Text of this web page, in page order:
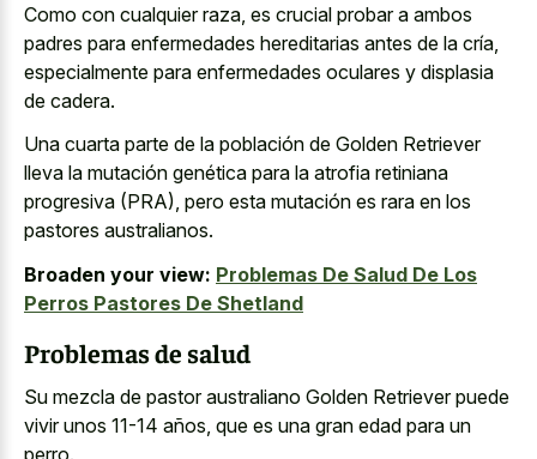
Como con cualquier raza, es crucial probar a ambos
padres para enfermedades hereditarias antes de la cría,
especialmente para enfermedades oculares y displasia
de cadera.
Una cuarta parte de la población de Golden Retriever
lleva la mutación genética para la atrofia retiniana
progresiva (PRA), pero esta mutación es rara en los
pastores australianos.
Broaden your view: Problemas De Salud De Los
Perros Pastores De Shetland
Problemas de salud
Su mezcla de pastor australiano Golden Retriever puede
vivir unos 11-14 años, que es una gran edad para un
perro.